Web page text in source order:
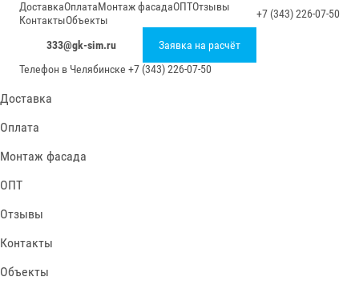
ДоставкаОплатаМонтаж фасадаОПТОтзывы
КонтактыОбъекты +7 (343) 226-07-50
333@gk-sim.ru
Заявка на расчёт
Телефон в Челябинске +7 (343) 226-07-50
Доставка
Оплата
Монтаж фасада
ОПТ
Отзывы
Контакты
Объекты